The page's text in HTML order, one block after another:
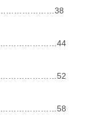
………………………38
………………………58